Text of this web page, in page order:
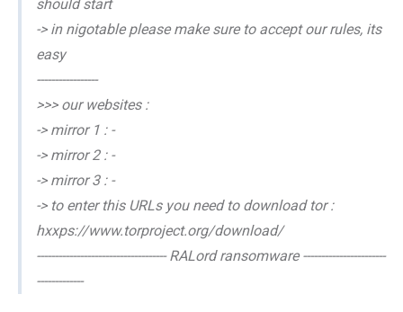
should start
-> in nigotable please make sure to accept our rules, its
easy
-----------------
>>> our websites :
-> mirror 1 : -
-> mirror 2 : -
-> mirror 3 : -
-> to enter this URLs you need to download tor :
hxxps://www.torproject.org/download/
------------------------------------ RALord ransomware -----------------------
-------------